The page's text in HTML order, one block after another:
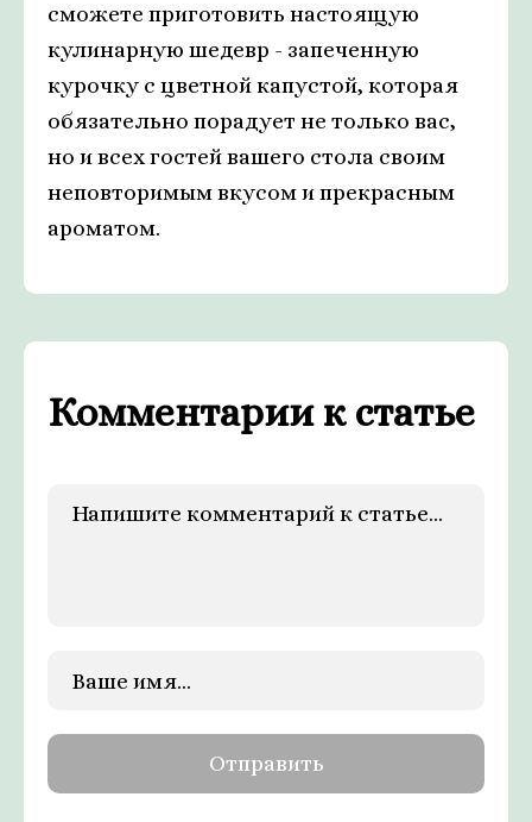
сможете приготовить настоящую
кулинарную шедевр - запеченную
курочку с цветной капустой, которая
обязательно порадует не только вас,
но и всех гостей вашего стола своим
неповторимым вкусом и прекрасным
ароматом.
Комментарии к статье